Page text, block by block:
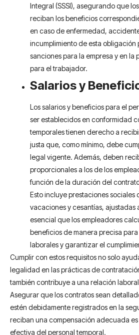
Integral (SSSI), asegurando que
reciban los beneficios
en caso de enfermedad,
incumplimiento de esta obligación
sanciones para la empresa y en
para el trabajador.
Salarios y
Los salarios y beneficios para el
ser establecidos en conformidad
temporales tienen derecho a
justa que, como mínimo, debe
legal vigente. Además, deben
proporcionales a los de los
función de la duración del
Esto incluye prestaciones sociales
vacaciones y cesantías, ajustadas
esencial que los empleadores
beneficios de manera precisa
laborales y garantizar el
Cumplir con estos requisitos no solo
legalidad en las prácticas de
también contribuye a una relación
Asegurar que los contratos sean
estén debidamente registrados en la
reciban una compensación adecuada
efectiva del personal temporal.